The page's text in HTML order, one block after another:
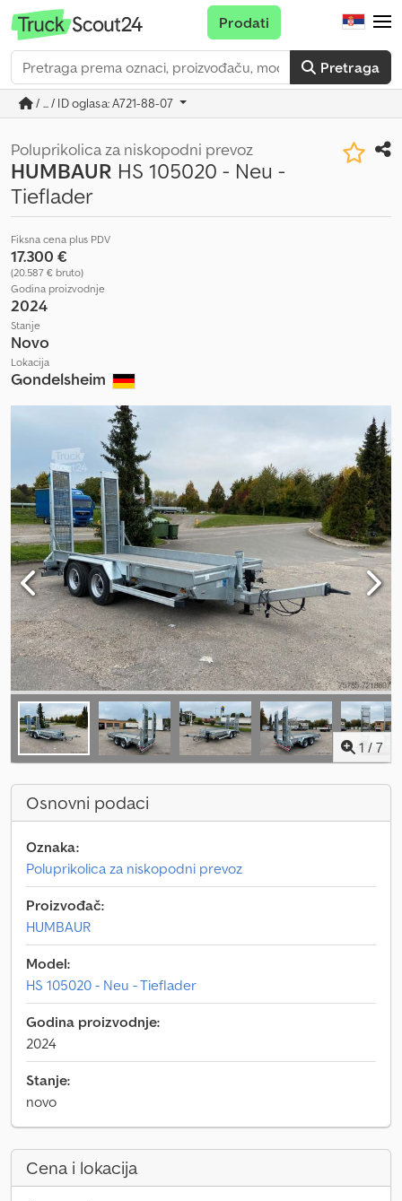
Pretraga
Prodati
/ ... / ID oglasa: A721-88-07
Poluprikolica za niskopodni prevoz
HUMBAUR HS 105020 - Neu -
Tieflader
Fiksna cena plus PDV
17.300 €
(20.587 € bruto)
Godina proizvodnje
2024
Stanje
Novo
Lokacija
Gondelsheim
1 / 7
Osnovni podaci
Oznaka:
Poluprikolica za niskopodni prevoz
Proizvođač:
HUMBAUR
Model:
HS 105020 - Neu - Tieflader
Godina proizvodnje:
2024
Stanje:
novo
Cena i lokacija